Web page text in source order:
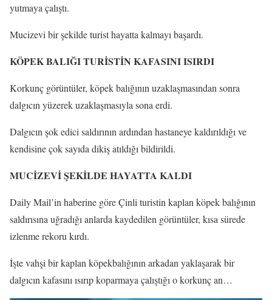
yutmaya çalıştı.
Mucizevi bir şekilde turist hayatta kalmayı başardı.
KÖPEK BALIĞI TURİSTİN KAFASINI ISIRDI
Korkunç görüntüler, köpek balığının uzaklaşmasından sonra
dalgıcın yüzerek uzaklaşmasıyla sona erdi.
Dalgıcın şok edici saldırının ardından hastaneye kaldırıldığı ve
kendisine çok sayıda dikiş atıldığı bildirildi.
MUCİZEVİ ŞEKİLDE HAYATTA KALDI
Daily Mail’in haberine göre Çinli turistin kaplan köpek balığının
saldırısına uğradığı anlarda kaydedilen görüntüler, kısa sürede
izlenme rekoru kırdı.
İşte vahşi bir kaplan köpekbalığının arkadan yaklaşarak bir
dalgıcın kafasını ısırıp koparmaya çalıştığı o korkunç an…